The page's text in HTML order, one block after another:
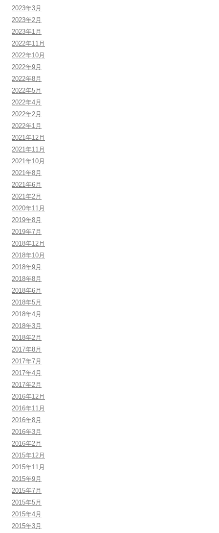
2023年3月
2023年2月
2023年1月
2022年11月
2022年10月
2022年9月
2022年8月
2022年5月
2022年4月
2022年2月
2022年1月
2021年12月
2021年11月
2021年10月
2021年8月
2021年6月
2021年2月
2020年11月
2019年8月
2019年7月
2018年12月
2018年10月
2018年9月
2018年8月
2018年6月
2018年5月
2018年4月
2018年3月
2018年2月
2017年8月
2017年7月
2017年4月
2017年2月
2016年12月
2016年11月
2016年8月
2016年3月
2016年2月
2015年12月
2015年11月
2015年9月
2015年7月
2015年5月
2015年4月
2015年3月